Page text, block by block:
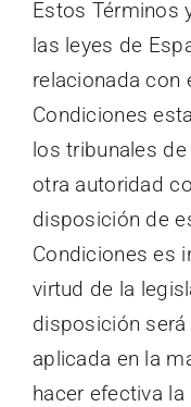
Estos Términos
las leyes de
relacionada con
Condiciones
los tribunales
otra autoridad
disposición de
Condiciones es
virtud de la
disposición
aplicada en la
hacer efectiva